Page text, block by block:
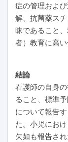
症の管理およ
解、抗菌薬ス
昧であること
者）教育に高
結論
看護師の自身
ること、標準
について報告
た。小児にお
欠如も報告さ